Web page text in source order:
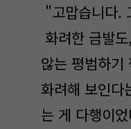
"고맙습니다.
화려한 금발
않는 평범하기
화려해 보인다
는 게 다행이